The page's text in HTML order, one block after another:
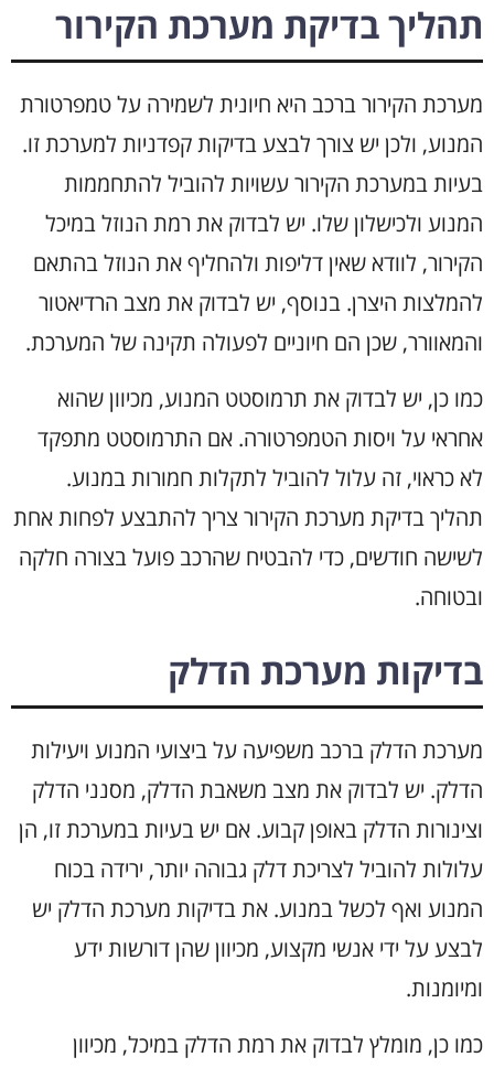
תהליך בדיקת מערכת הקירור
מערכת הקירור ברכב היא חיונית לשמירה על טמפרטורת
המנוע, ולכן יש צורך לבצע בדיקות קפדניות למערכת זו.
בעיות במערכת הקירור עשויות להוביל להתחממות
המנוע ולכישלון שלו. יש לבדוק את רמת הנוזל במיכל
הקירור, לוודא שאין דליפות ולהחליף את הנוזל בהתאם
להמלצות היצרן. בנוסף, יש לבדוק את מצב הרדיאטור
והמאוורר, שכן הם חיוניים לפעולה תקינה של המערכת.
כמו כן, יש לבדוק את תרמוסטט המנוע, מכיוון שהוא
אחראי על ויסות הטמפרטורה. אם התרמוסטט מתפקד
לא כראוי, זה עלול להוביל לתקלות חמורות במנוע.
תהליך בדיקת מערכת הקירור צריך להתבצע לפחות אחת
לשישה חודשים, כדי להבטיח שהרכב פועל בצורה חלקה
ובטוחה.
בדיקות מערכת הדלק
מערכת הדלק ברכב משפיעה על ביצועי המנוע ויעילות
הדלק. יש לבדוק את מצב משאבת הדלק, מסנני הדלק
וצינורות הדלק באופן קבוע. אם יש בעיות במערכת זו, הן
עלולות להוביל לצריכת דלק גבוהה יותר, ירידה בכוח
המנוע ואף לכשל במנוע. את בדיקות מערכת הדלק יש
לבצע על ידי אנשי מקצוע, מכיוון שהן דורשות ידע
ומיומנות.
כמו כן, מומלץ לבדוק את רמת הדלק במיכל, מכיוון